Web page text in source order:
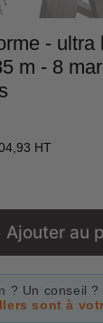
- ultra
m - 8
HT
Ajouter au
? Un conseil ?
sont à